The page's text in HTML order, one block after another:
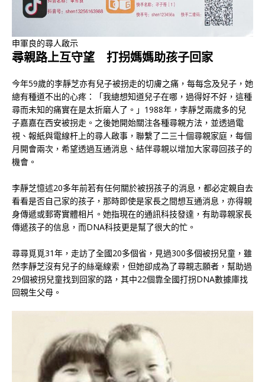
申軍良的尋人啟示
尋親路上互守望 打拐媽媽助孩子回家
今年59歲的李靜芝亦有兒子被拐走的切膚之痛，每每念及兒子，她
總有種道不出的心疼：「我總想知道兒子在哪，過得好不好，這種
尋而未知的痛實在是太折磨人了。」1988年，李靜芝兩歲多的兒
子嘉嘉在西安被拐走。之後她開始關注各種尋親方法，並透過電
視、報紙與電線杆上的尋人啟事，聯繫了二三十個尋親家庭，每個
月開會兩次，希望透過互通消息、結伴尋親以增加大家尋回孩子的
機會。
李靜芝憶述20多年前若有任何關於被拐孩子的消息，都必定親自去
看看是否自己家的孩子，那時即使是家長之間想互通消息，亦得親
身傳遞或郵寄實體相片。她指現在的通訊科技發達，有助尋親家長
傳遞孩子的信息，而DNA科技更是幫了很大的忙。
尋尋覓覓31年，走訪了全國20多個省，見過300多個被拐兒童，雖
然李靜芝沒有兒子的絲毫線索，但她卻成為了尋親志願者，幫助過
29個被拐兒童找到回家的路，其中22個靠全國打拐DNA數據庫找
回親生父母。